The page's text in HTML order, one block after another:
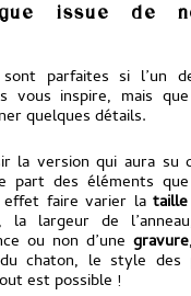
issue de
parfaites si l’un
vous inspire, mais
quelques détails.
la version qui aura su
des éléments
effet faire varier la
largeur de
ou non d’unegravure
chaton, le style des
est possible !